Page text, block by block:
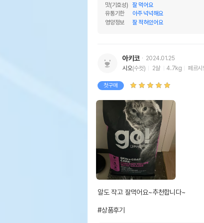
맛(기호성)
잘 먹어요
유통기한
아주 넉넉해요
영양정보
잘 적혀있어요
아키코
2024.01.25
시오(수컷) 2살 4.7kg 페르시
첫구매
알도 작고 잘먹어요~추천합니다~
#상품후기